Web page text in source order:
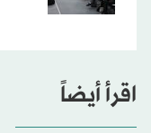
اقرأ أيضاً